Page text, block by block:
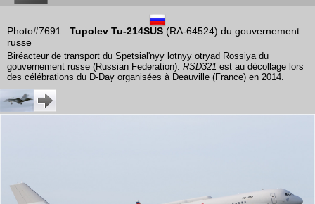
Photo#7691 : Tupolev Tu-214SUS (RA-64524) du gouvernement
russe
Biréacteur de transport du Spetsial'nyy lotnyy otryad Rossiya du
gouvernement russe (Russian Federation). RSD321 est au décollage lors
des célébrations du D-Day organisées à Deauville (France) en 2014.